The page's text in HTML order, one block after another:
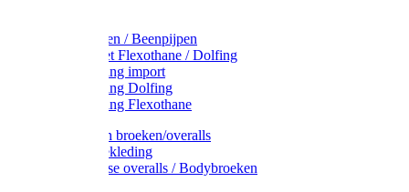
Plukmouwen / Beenpijpen
Reparatieset Flexothane / Dolfing
Regenkleding import
Regenkleding Dolfing
Regenkleding Flexothane
Toebehoren broeken/overalls
Signalisatiekleding
Amerikaanse overalls / Bodybroeken